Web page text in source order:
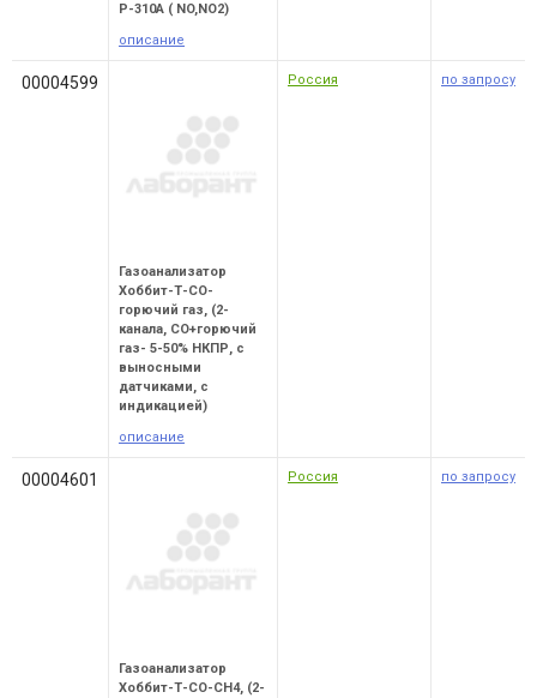
Р-310А ( NO,NO2)
описание
00004599
Газоанализатор
Хоббит-Т-СО-
горючий газ, (2-
канала, СО+горючий
газ- 5-50% НКПР, с
выносными
датчиками, с
индикацией)
описание
Россия по запросу
00004601
Газоанализатор
Хоббит-Т-СО-СН4, (2-
Россия по запросу